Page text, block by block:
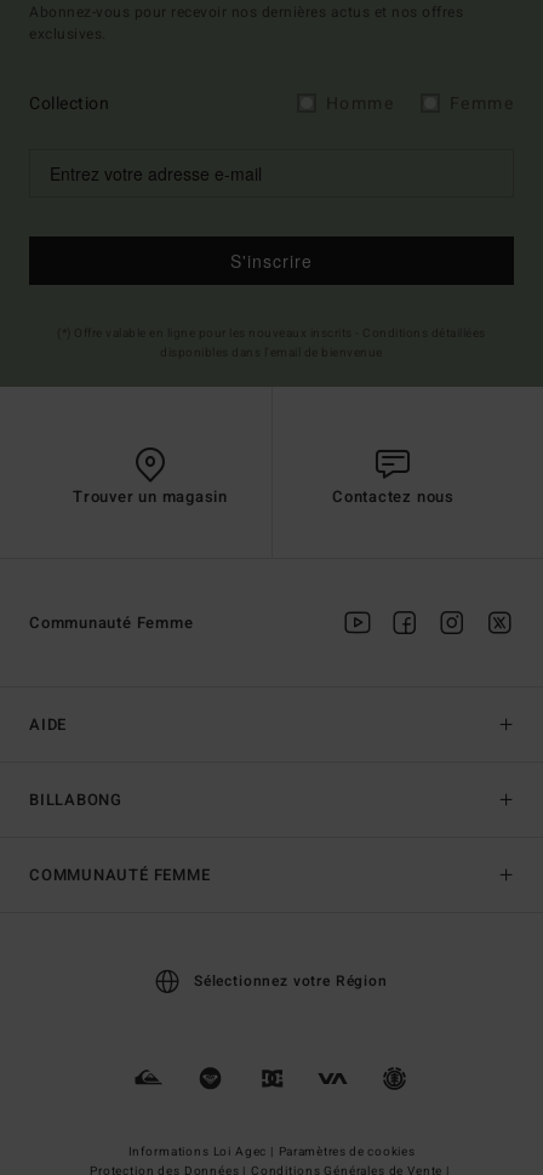
Abonnez-vous pour recevoir nos dernières actus et nos offres
exclusives.
Collection
S'inscrire
Trouver un magasin Contactez nous
AIDE
BILLABONG
Communauté Femme
COMMUNAUTÉ FEMME
Sélectionnez votre Région
Informations Loi Agec | Paramètres de cookies